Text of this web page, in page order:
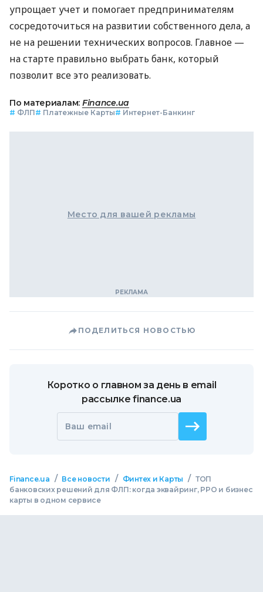
упрощает учет и помогает предпринимателям
сосредоточиться на развитии собственного дела, а
не на решении технических вопросов. Главное —
на старте правильно выбрать банк, который
позволит все это реализовать.
По материалам: Finance.ua
# ФЛП# Платежные Карты# Интернет-Банкинг
Место для вашей рекламы
ПОДЕЛИТЬСЯ НОВОСТЬЮ
Коротко о главном за день в email
рассылке finance.ua
Ваш email
Finance.ua / Все новости / Финтех и Карты / ТОП
банковских решений для ФЛП: когда эквайринг, РРО и бизнес
карты в одном сервисе